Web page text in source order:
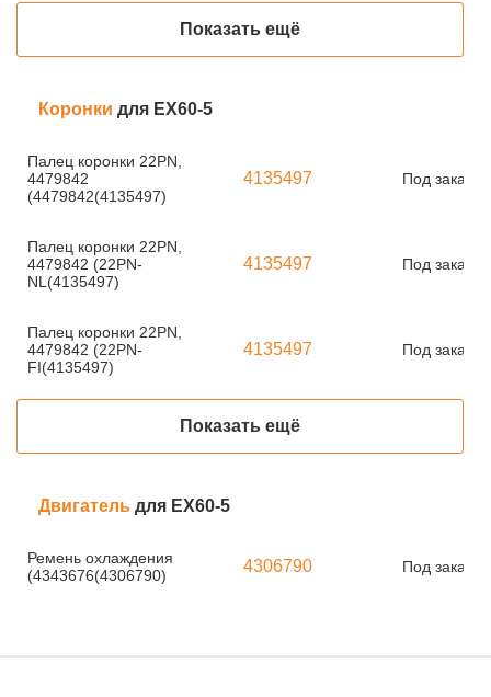
Показать ещё
Коронки для EX60-5
Палец коронки 22PN,
4479842
(4479842(4135497)
4135497 Под заказ
Палец коронки 22PN,
4479842 (22PN-
NL(4135497)
4135497 Под заказ
Палец коронки 22PN,
4479842 (22PN-
FI(4135497)
4135497 Под заказ
Показать ещё
Двигатель для EX60-5
Ремень охлаждения
(4343676(4306790)
4306790 Под заказ